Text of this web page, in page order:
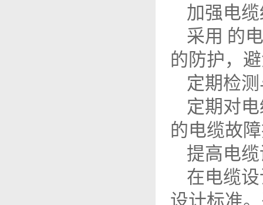
加强电
采用 的
的防护，
定期检
定期对
的电缆故
提高电
在电缆
设计标准